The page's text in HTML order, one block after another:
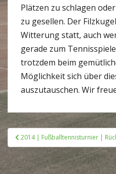
Plätzen zu schlagen
zu gesellen. Der
Witterung statt, auch
gerade zum
trotzdem beim
Möglichkeit sich über
auszutauschen. Wir
2014 | Fußballtennisturnier |